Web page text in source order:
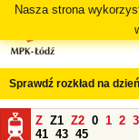
Nasza strona
Sprawdź rozkład na
Z Z1 Z2 0 1 2 3
41 43 45